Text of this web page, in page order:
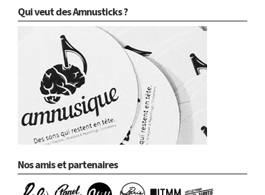
Qui veut des Amnusticks ?
Nos amis et partenaires